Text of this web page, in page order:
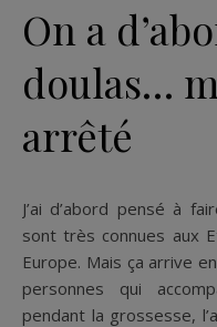
On a
doulas…
arrêté
J’ai d’abord pensé à
sont très connues aux
Europe. Mais ça arrive
personnes qui
pendant la grossesse,